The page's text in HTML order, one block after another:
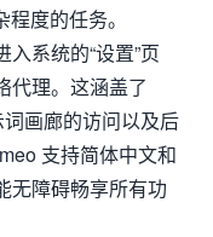
度的任务。
入系统的“设置”页
代理。这涵盖了
画廊的访问以及后
支持简体中文和
无障碍畅享所有功